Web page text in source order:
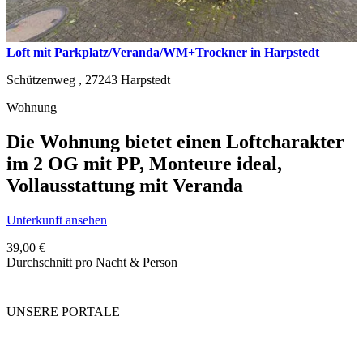
Loft mit Parkplatz/Veranda/WM+Trockner in Harpstedt
Schützenweg , 27243 Harpstedt
Wohnung
Die Wohnung bietet einen Loftcharakter
im 2 OG mit PP, Monteure ideal,
Vollausstattung mit Veranda
Unterkunft ansehen
39,00 €
Durchschnitt pro Nacht & Person
UNSERE PORTALE